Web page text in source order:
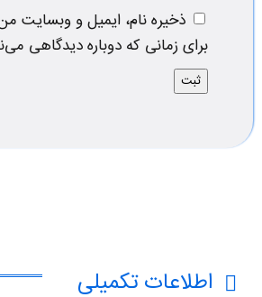
ذخیره نام، ایمیل و وبسایت
برای زمانی که دوباره دیدگاهی
اطلاعات تکمیلی